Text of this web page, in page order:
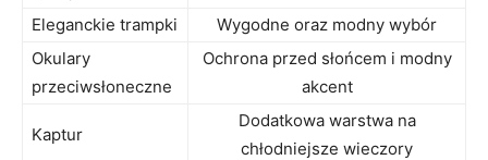
Eleganckie trampki
Wygodne‍ oraz modny wybór
Okulary
przeciwsłoneczne
Ochrona przed⁤ słońcem‌ i ‌modny
‌akcent
Kaptur
Dodatkowa ​warstwa ⁣na⁣
chłodniejsze wieczory